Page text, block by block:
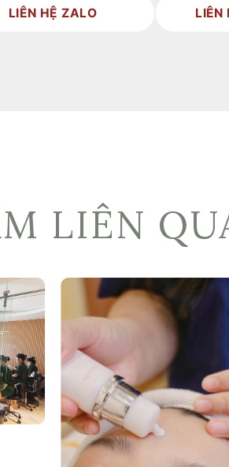
LIÊN HỆ ZALO LIÊN
LIÊN